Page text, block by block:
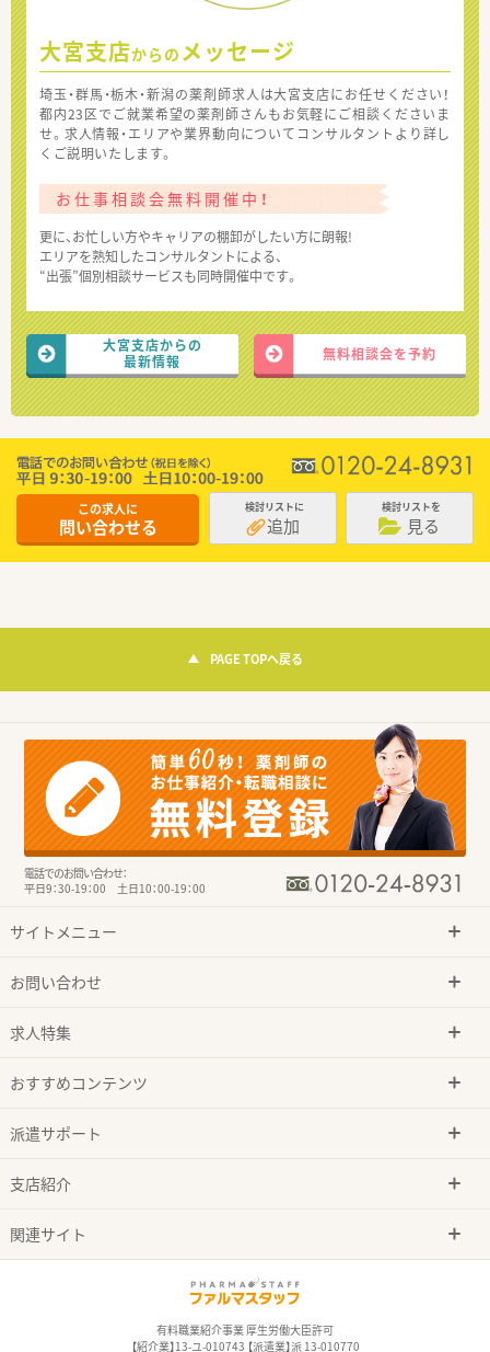
大宮支店からの メッセージ
埼玉・群馬・栃木・新潟の薬剤師求人は大宮支店にお任せください！
都内23区でご就業希望の薬剤師さんもお気軽にご相談くださいま
せ。求人情報・エリアや業界動向についてコンサルタントより詳し
くご説明いたします。
お仕事相談会無料開催中！
更に、お忙しい方やキャリアの棚卸がしたい方に朗報!
エリアを熟知したコンサルタントによる、
“出張”個別相談サービスも同時開催中です。
大宮支店からの
最新情報
無料相談会を予約
この求人に
問い合わせる
検討リストに
追加
検討リストを
見る
PAGE TOPへ戻る
電話でのお問い合わせ：
平日9：30-19：00 土日10：00-19：00
サイトメニュー
お問い合わせ
求人特集
おすすめコンテンツ
派遣サポート
支店紹介
関連サイト
有料職業紹介事業 厚生労働大臣許可
【紹介業】13-ユ-010743 【派遣業】派 13-010770